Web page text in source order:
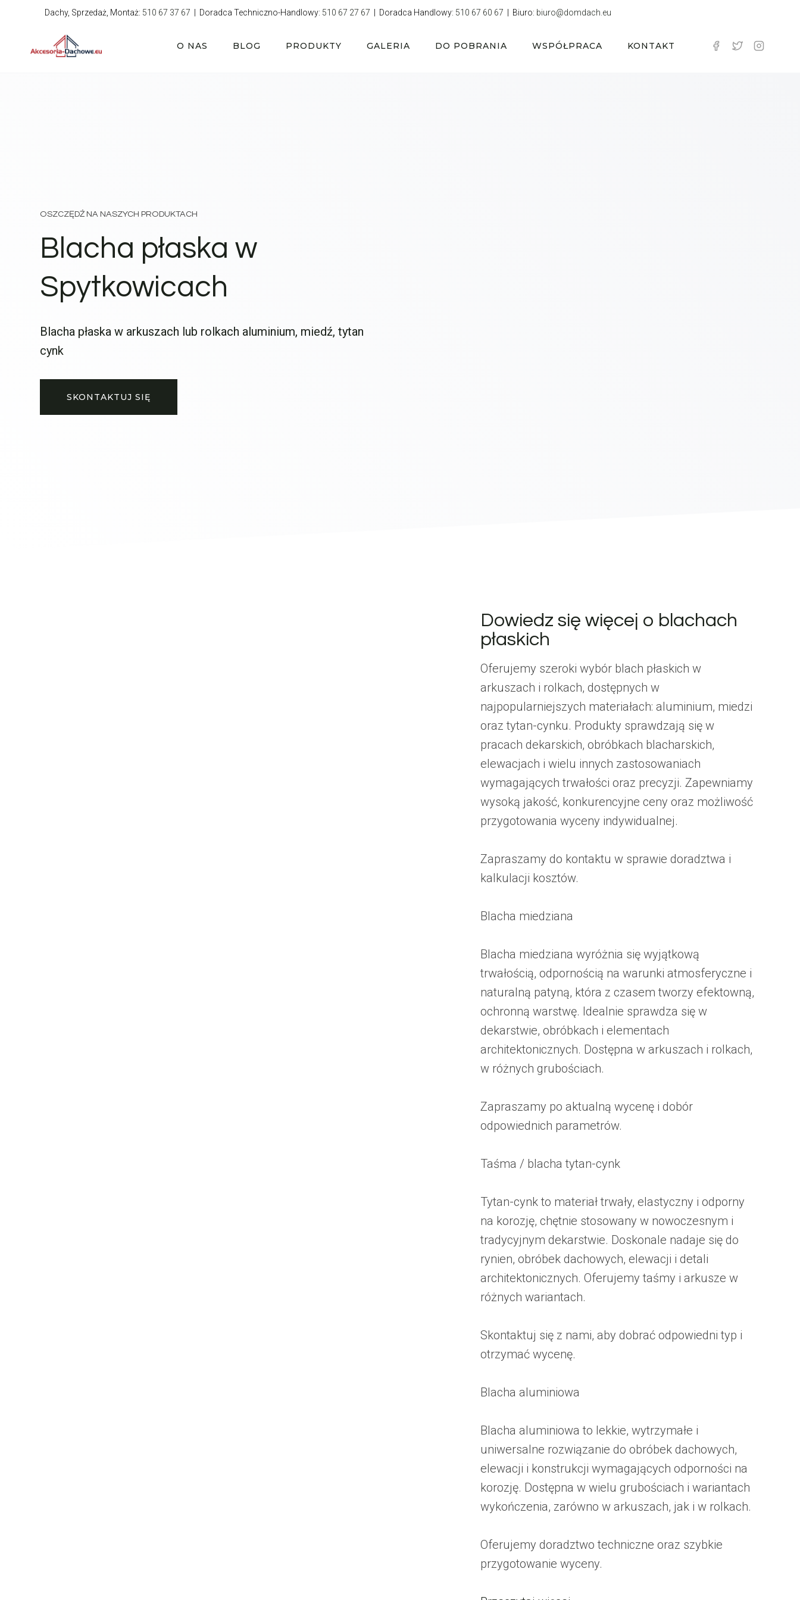
Dachy, Sprzedaż, Montaż: 510 67 37 67 | Doradca Techniczno-Handlowy: 510 67 27 67 | Doradca Handlowy: 510 67 60 67 | Biuro: biuro@domdach.eu
O NAS BLOG PRODUKTY GALERIA DO POBRANIA WSPÓŁPRACA KONTAKT
OSZCZĘDŹ NA NASZYCH PRODUKTACH
Blacha płaska w
Spytkowicach
Blacha płaska w arkuszach lub rolkach aluminium, miedź, tytan
cynk
SKONTAKTUJ SIĘ
Dowiedz się więcej o blachach
płaskich
Oferujemy szeroki wybór blach płaskich w
arkuszach i rolkach, dostępnych w
najpopularniejszych materiałach: aluminium, miedzi
oraz tytan-cynku. Produkty sprawdzają się w
pracach dekarskich, obróbkach blacharskich,
elewacjach i wielu innych zastosowaniach
wymagających trwałości oraz precyzji. Zapewniamy
wysoką jakość, konkurencyjne ceny oraz możliwość
przygotowania wyceny indywidualnej.
Zapraszamy do kontaktu w sprawie doradztwa i
kalkulacji kosztów.
Blacha miedziana
Blacha miedziana wyróżnia się wyjątkową
trwałością, odpornością na warunki atmosferyczne i
naturalną patyną, która z czasem tworzy efektowną,
ochronną warstwę. Idealnie sprawdza się w
dekarstwie, obróbkach i elementach
architektonicznych. Dostępna w arkuszach i rolkach,
w różnych grubościach.
Zapraszamy po aktualną wycenę i dobór
odpowiednich parametrów.
Taśma / blacha tytan-cynk
Tytan-cynk to materiał trwały, elastyczny i odporny
na korozję, chętnie stosowany w nowoczesnym i
tradycyjnym dekarstwie. Doskonale nadaje się do
rynien, obróbek dachowych, elewacji i detali
architektonicznych. Oferujemy taśmy i arkusze w
różnych wariantach.
Skontaktuj się z nami, aby dobrać odpowiedni typ i
otrzymać wycenę.
Blacha aluminiowa
Blacha aluminiowa to lekkie, wytrzymałe i
uniwersalne rozwiązanie do obróbek dachowych,
elewacji i konstrukcji wymagających odporności na
korozję. Dostępna w wielu grubościach i wariantach
wykończenia, zarówno w arkuszach, jak i w rolkach.
Oferujemy doradztwo techniczne oraz szybkie
przygotowanie wyceny.